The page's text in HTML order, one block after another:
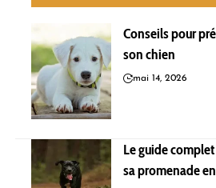
Conseils pour
son chien
mai 14, 2026
Le guide
sa promenade